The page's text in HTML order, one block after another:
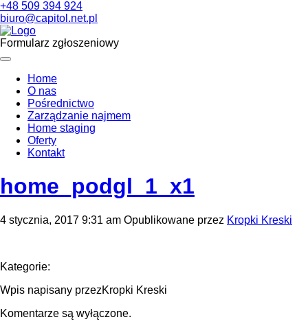
+48 509 394 924
biuro@capitol.net.pl
Formularz zgłoszeniowy
Home
O nas
Pośrednictwo
Zarządzanie najmem
Home staging
Oferty
Kontakt
home_podgl_1_x1
4 stycznia, 2017 9:31 am Opublikowane przez Kropki Kreski
Kategorie:
Wpis napisany przezKropki Kreski
Komentarze są wyłączone.